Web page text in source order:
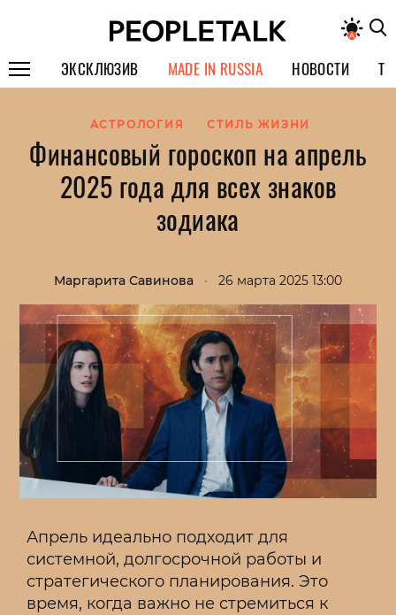
ЭКСКЛЮЗИВ
СПЕЦПРОЕКТЫ
ИНТЕРВЬЮ
ПОКОЛЕНИЕ
MADE IN RUSSIA НОВОСТИ
АСТРОЛОГИЯ СТИЛЬ ЖИЗНИ
Финансовый гороскоп на апрель
2025 года для всех знаков
зодиака
Маргарита Савинова • 26 марта 2025 13:00
Апрель идеально подходит для
системной, долгосрочной работы и
стратегического планирования. Это
время, когда важно не стремиться к